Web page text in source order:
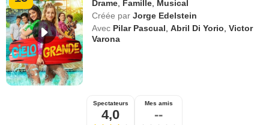
Drame Famille Musical
Créée par Jorge Edelstein
Avec Pilar Pascual ,Abril Di Yorio ,Victor
Varona
Spectateurs
4,0
Mes amis
--